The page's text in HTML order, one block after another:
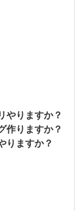
やりますか？
作りますか？
りますか？